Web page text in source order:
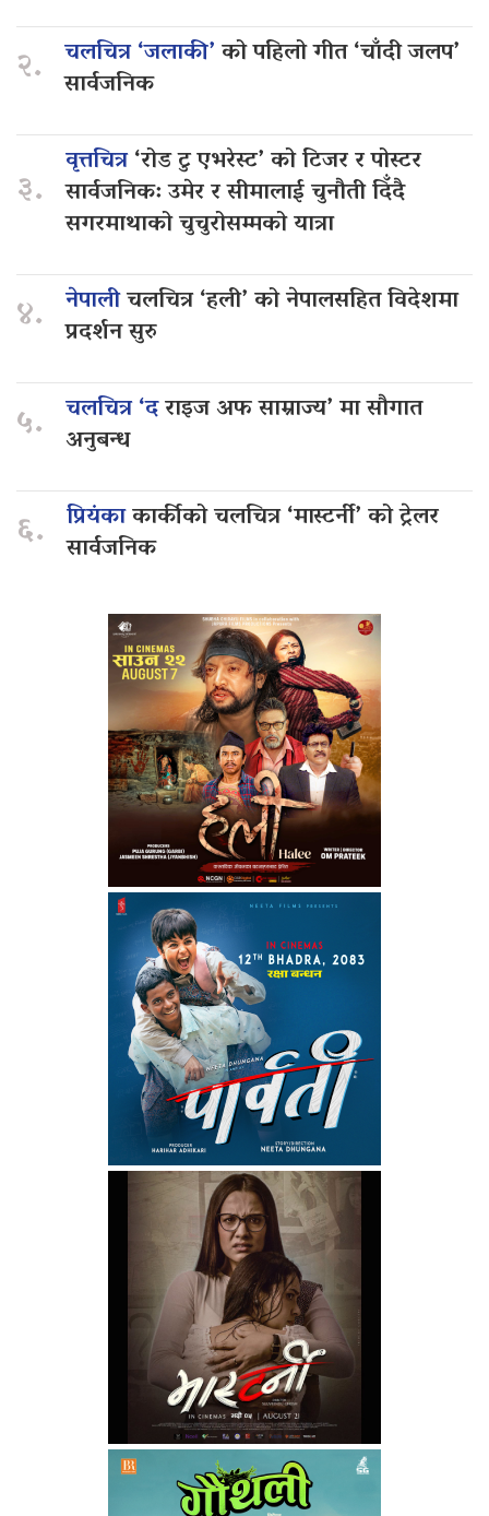
२. चलचित्र ‘जलाकी’को पहिलो गीत ‘चाँदी जलप’
सार्वजनिक
३.
वृत्तचित्र‘रोड टु एभरेस्ट’ को टिजर र पोस्टर
सार्वजनिक: उमेर र सीमालाई चुनौती दिँदै
सगरमाथाको चुचुरोसम्मको यात्रा
४. नेपालीचलचित्र ‘हली’ को नेपालसहित विदेशमा
प्रदर्शन सुरु
५. चलचित्र ‘दराइज अफ साम्राज्य’ मा सौगात
अनुबन्ध
६. प्रियंकाकार्कीको चलचित्र ‘मास्टर्नी’ को ट्रेलर
सार्वजनिक